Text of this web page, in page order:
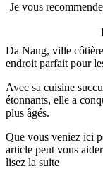
Je vous
Da Nang, ville
endroit parfait pour
Avec sa cuisine
étonnants, elle a
plus âgés.
Que vous veniez ici
article peut vous
lisez la suite